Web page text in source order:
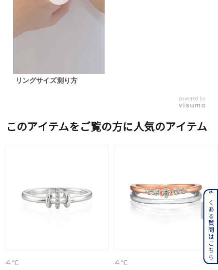
リングサイズ測り方
powered by
このアイテムをご覧の方に人気のアイテム
４℃ ４℃
よくある質問はこちら